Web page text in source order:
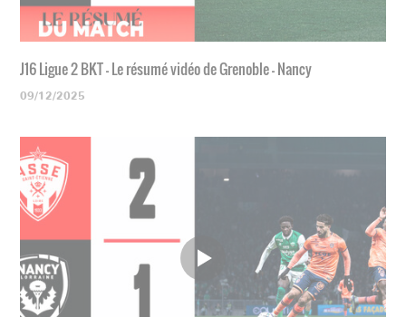
J16 Ligue 2 BKT - Le résumé vidéo de Grenoble - Nancy
09/12/2025